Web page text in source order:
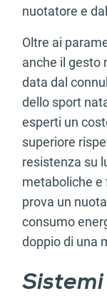
nuotatore e
Oltre ai
anche il gesto
data dal
dello sport
esperti un
superiore
resistenza su
metaboliche e
prova un
consumo
doppio di una